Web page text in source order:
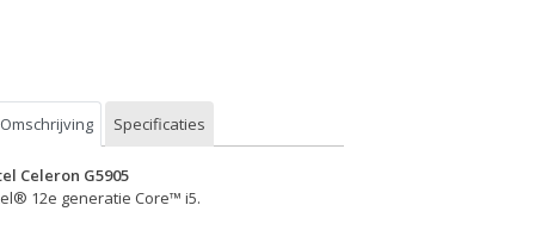
Omschrijving Specificaties
Celeron G5905
12e generatie Core™ i5.